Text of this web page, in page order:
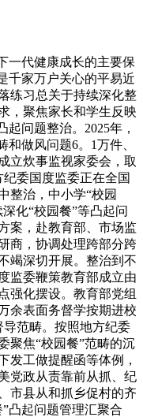
代健康成长的主要保
千家万户关心的平易近
练习总关于持续深化整
，聚焦家长和学生反映
问题整治。2025年，
做风问题6。1万件、
立炊事监视家委会，取
委国度监委正在全国
整治，中小学“校园
化“校园餐”等凸起问
案，赴教育部、市场监
商，协调处理跨部分跨
竭深切开展。整治到不
监委鞭策教育部成立由
强化摆设。教育部党组
余表面务督学按期进校
范畴。按照地方纪委
聚焦“校园餐”范畴的沉
发工做提醒函等体例，
党政从责靠前从抓、纪
市县从和抓乡促村的齐
凸起问题管理汇聚合